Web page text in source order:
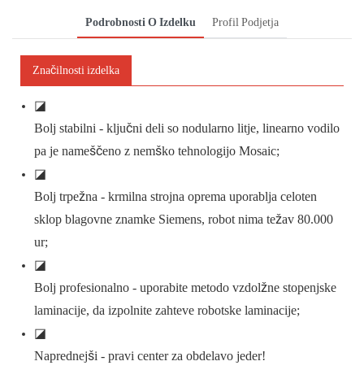
Podrobnosti O Izdelku Profil Podjetja
Značilnosti izdelka
◪
Bolj stabilni - ključni deli so nodularno litje, linearno vodilo
pa je nameščeno z nemško tehnologijo Mosaic;
◪
Bolj trpežna - krmilna strojna oprema uporablja celoten
sklop blagovne znamke Siemens, robot nima težav 80.000
ur;
◪
Bolj profesionalno - uporabite metodo vzdolžne stopenjske
laminacije, da izpolnite zahteve robotske laminacije;
◪
Naprednejši - pravi center za obdelavo jeder!